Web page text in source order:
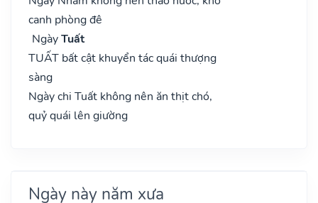
canh phòng đê
NgàyTuất
TUẤT bất cật khuyển tác quái thượng
sàng
Ngày chi Tuất không nên ăn thịt chó,
quỷ quái lên giường
Ngày này năm xưa